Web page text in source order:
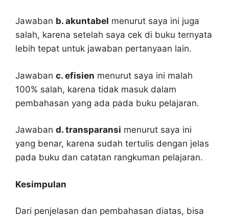
Jawaban b. akuntabel menurut saya ini juga
salah, karena setelah saya cek di buku ternyata
lebih tepat untuk jawaban pertanyaan lain.
Jawaban c. efisien menurut saya ini malah
100% salah, karena tidak masuk dalam
pembahasan yang ada pada buku pelajaran.
Jawaban d. transparansi menurut saya ini
yang benar, karena sudah tertulis dengan jelas
pada buku dan catatan rangkuman pelajaran.
Kesimpulan
Dari penjelasan dan pembahasan diatas, bisa